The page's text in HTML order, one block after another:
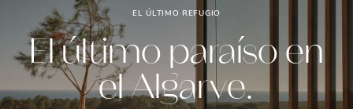
EL ÚLTIMO REFUGIO
El último paraíso en
el Algarve.